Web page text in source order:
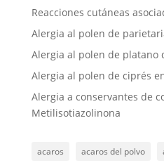
Reacciones cutáneas
Alergia al polen de
Alergia al polen de platano
Alergia al polen de ciprés
Alergia a conservantes de
Metilisotiazolinona
acaros acaros del polvo